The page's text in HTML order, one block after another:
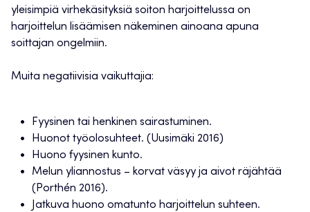
yleisimpiä virhekäsityksiä soiton harjoittelussa on
harjoittelun lisäämisen näkeminen ainoana apuna
soittajan ongelmiin.
Muita negatiivisia vaikuttajia:
Fyysinen tai henkinen sairastuminen.
Huonot työolosuhteet. (Uusimäki 2016)
Huono fyysinen kunto.
Melun yliannostus – korvat väsyy ja aivot räjähtää
(Porthén 2016).
Jatkuva huono omatunto harjoittelun suhteen.